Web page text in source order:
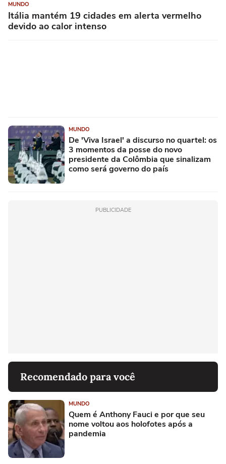
MUNDO
Itália mantém 19 cidades em alerta vermelho
devido ao calor intenso
MUNDO
De 'Viva Israel' a discurso no quartel: os
3 momentos da posse do novo
presidente da Colômbia que sinalizam
como será governo do país
PUBLICIDADE
Recomendado para você
MUNDO
Quem é Anthony Fauci e por que seu
nome voltou aos holofotes após a
pandemia